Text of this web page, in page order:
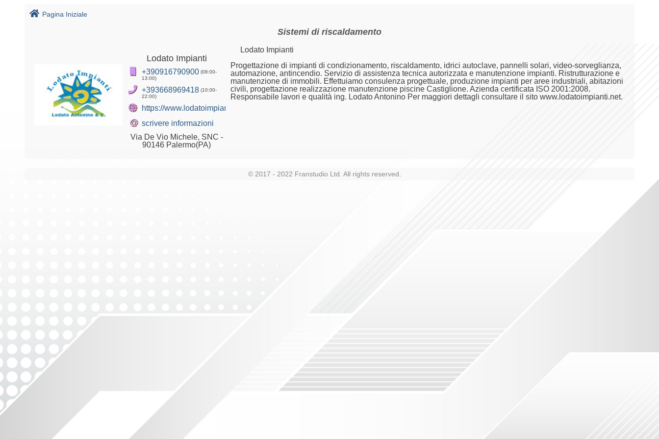
Pagina Iniziale
Sistemi di riscaldamento
Lodato Impianti
+390916790900 (08:00-
13:00)
+393668969418 (10:00-
22:00)
https://www.lodatoimpianti.net
@ scrivere informazioni
Via De Vio Michele, SNC -
90146 Palermo(PA)
Lodato Impianti
Progettazione di impianti di condizionamento, riscaldamento, idrici autoclave, pannelli solari, video-sorveglianza,
automazione, antincendio. Servizio di assistenza tecnica autorizzata e manutenzione impianti. Ristrutturazione e
manutenzione di immobili. Effettuiamo consulenza progettuale, produzione impianti per aree industriali, abitazioni
civili, progettazione realizzazione manutenzione piscine Castiglione. Azienda certificata ISO 2001:2008.
Responsabile lavori e qualità ing. Lodato Antonino Per maggiori dettagli consultare il sito www.lodatoimpianti.net.
© 2017 - 2022 Franstudio Ltd. All rights reserved